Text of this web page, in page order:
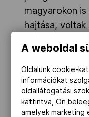
magyarokon
hajtása, voltak
szabálytalanul
mezes mieink,
a hazaiak
A harmadik
A weboldal
Oldalunk cookie-
információkat
oldallátogatási
kattintva, Ön
amelyek marketing